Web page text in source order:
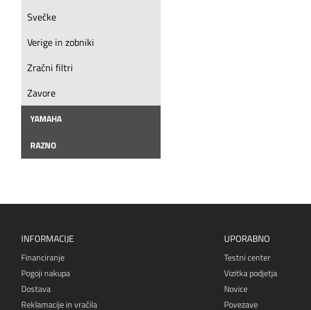
Svečke
Verige in zobniki
Zračni filtri
Zavore
YAMAHA
RAZNO
INFORMACIJE
Financiranje
Pogoji nakupa
Dostava
Reklamacije in vračila
UPORABNO
Testni center
Vizitka podjetja
Novice
Povezave